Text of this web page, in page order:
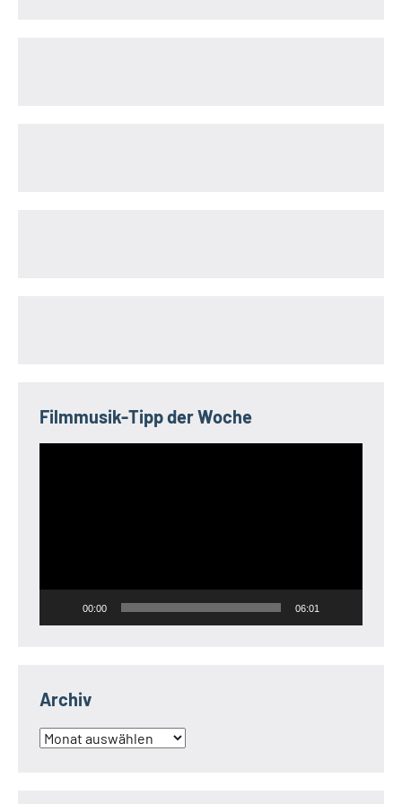
Filmmusik-Tipp der Woche
00:00 06:01
Archiv
Archiv